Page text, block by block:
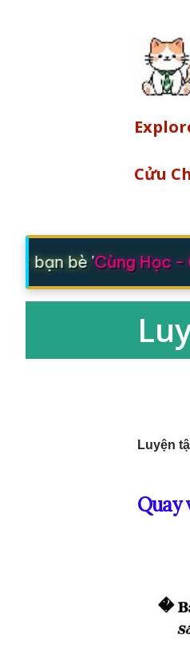
Cửu
rủ bạn bè 'Cùng Học -
Luyện
Quay